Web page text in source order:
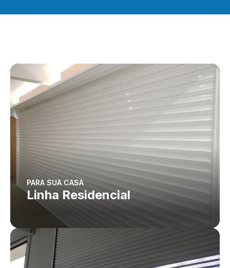
PARA SUA CASA
Linha Residencial